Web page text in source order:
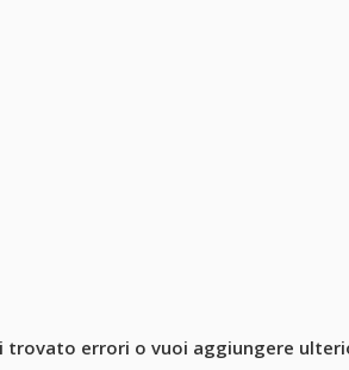
trovato errori o vuoi aggiungere